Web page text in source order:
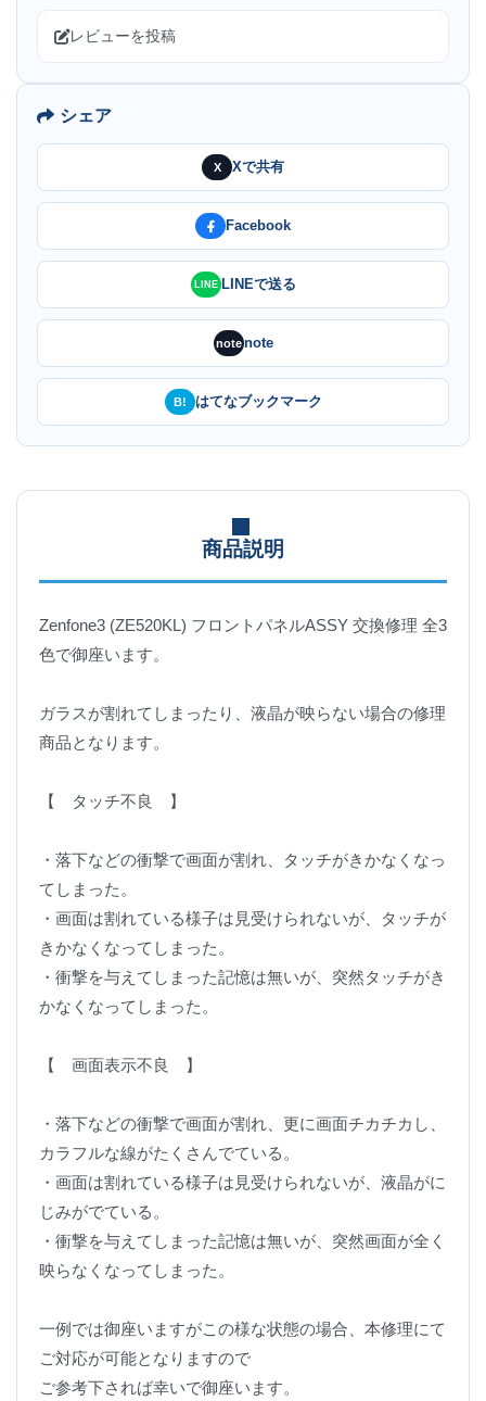
レビューを投稿
シェア
X Xで共有
Facebook
LINE LINEで送る
notenote
B! はてなブックマーク
商品説明
Zenfone3 (ZE520KL) フロントパネルASSY 交換修理 全3
色で御座います。
ガラスが割れてしまったり、液晶が映らない場合の修理
商品となります。
【 タッチ不良 】
・落下などの衝撃で画面が割れ、タッチがきかなくなっ
てしまった。
・画面は割れている様子は見受けられないが、タッチが
きかなくなってしまった。
・衝撃を与えてしまった記憶は無いが、突然タッチがき
かなくなってしまった。
【 画面表示不良 】
・落下などの衝撃で画面が割れ、更に画面チカチカし、
カラフルな線がたくさんでている。
・画面は割れている様子は見受けられないが、液晶がに
じみがでている。
・衝撃を与えてしまった記憶は無いが、突然画面が全く
映らなくなってしまった。
一例では御座いますがこの様な状態の場合、本修理にて
ご対応が可能となりますので
ご参考下されば幸いで御座います。